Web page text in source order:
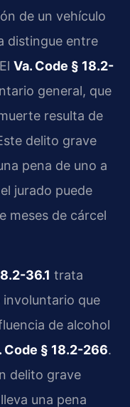
de un vehículo
distingue entre
Va. Code § 18.2-
general, que
resulta de
delito grave
pena de uno a
jurado puede
meses de cárcel
36.1 trata
que
de alcohol
Code § 18.2-266.
delito grave
una pena